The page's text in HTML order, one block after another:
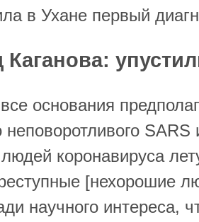
в Ухане первый
основания
неповоротливого
коронавируса
[нехорошие
научного интереса,